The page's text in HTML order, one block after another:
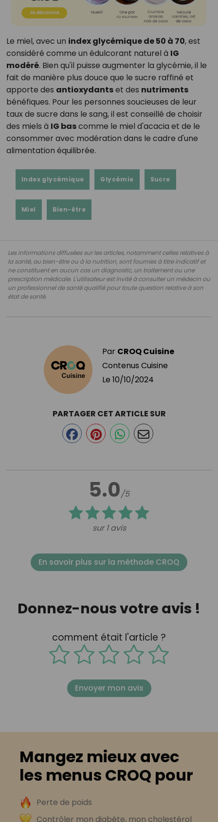
Le miel, avec un index glycémique de 50 à 70, est
considéré comme un édulcorant naturel à IG
modéré. Bien qu'il puisse augmenter la glycémie, il le
fait de manière plus douce que le sucre raffiné et
apporte des antioxydantset des nutriments
bénéfiques. Pour les personnes soucieuses de leur
taux de sucre dans le sang, il est conseillé de choisir
des miels à IG bascomme le miel d'acacia et de le
consommer avec modération dans le cadre d'une
alimentation équilibrée.
Index glycémique Glycémie Sucre
Miel Bien-être
Les informations diffusées sur les articles, notamment celles relatives à
la santé, au bien-être ou à la nutrition, sont fournies à titre indicatif et
ne constituent en aucun cas un diagnostic, un traitement ou une
prescription médicale. L'utilisateur est invité à consulter un médecin ou
un professionnel de santé qualifié pour toute question relative à son
état de santé.
Par CROQ Cuisine
Contenus Cuisine
Le 10/10/2024
5.0/5
sur 1 avis
PARTAGER CET ARTICLE SUR
En savoir plus sur la méthode CROQ
Donnez-nous votre avis !
comment était l'article ?
Envoyer mon avis
Mangez mieux avec
les menus CROQ pour
Perte de poids
Contrôler mon diabète, mon cholestérol